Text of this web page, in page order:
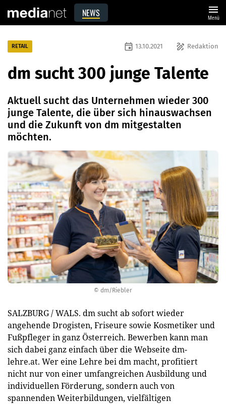
NEWS menu
Menü
© dm/Riebler
RETAIL draw Redaktion
event 13.10.2021
dm sucht 300 junge Talente
Aktuell sucht das Unternehmen wieder 300
junge Talente, die über sich hinauswachsen
und die Zukunft von dm mitgestalten
möchten.
SALZBURG / WALS. dm sucht ab sofort wieder
angehende Drogisten, Friseure sowie Kosmetiker und
Fußpfleger in ganz Österreich. Bewerben kann man
sich dabei ganz einfach über die Webseite dm-
lehre.at. Wer eine Lehre bei dm macht, profitiert
nicht nur von einer umfangreichen Ausbildung und
individuellen Förderung, sondern auch von
spannenden Weiterbildungen, vielfältigen